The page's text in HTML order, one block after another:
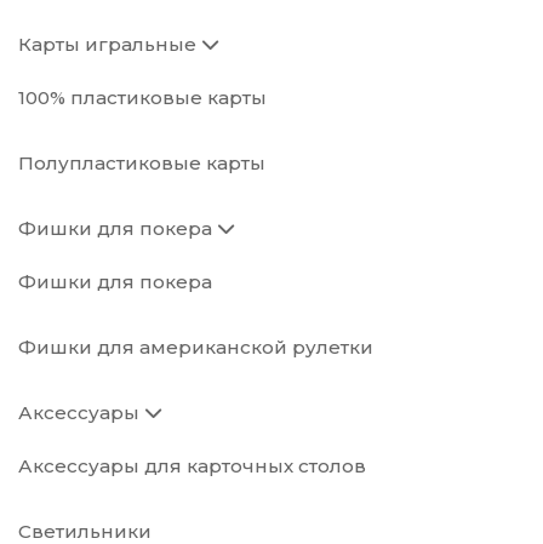
Карты игральные
100% пластиковые карты
Полупластиковые карты
Фишки для покера
Фишки для покера
Фишки для американской рулетки
Аксессуары
Аксессуары для карточных столов
Светильники